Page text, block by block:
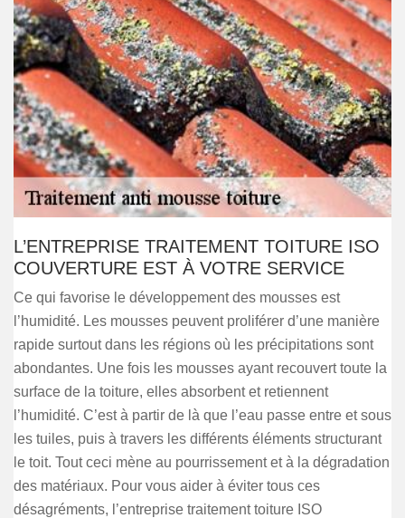
L’ENTREPRISE TRAITEMENT TOITURE ISO
COUVERTURE EST À VOTRE SERVICE
Ce qui favorise le développement des mousses est
l’humidité. Les mousses peuvent proliférer d’une manière
rapide surtout dans les régions où les précipitations sont
abondantes. Une fois les mousses ayant recouvert toute la
surface de la toiture, elles absorbent et retiennent
l’humidité. C’est à partir de là que l’eau passe entre et sous
les tuiles, puis à travers les différents éléments structurant
le toit. Tout ceci mène au pourrissement et à la dégradation
des matériaux. Pour vous aider à éviter tous ces
désagréments, l’entreprise traitement toiture ISO